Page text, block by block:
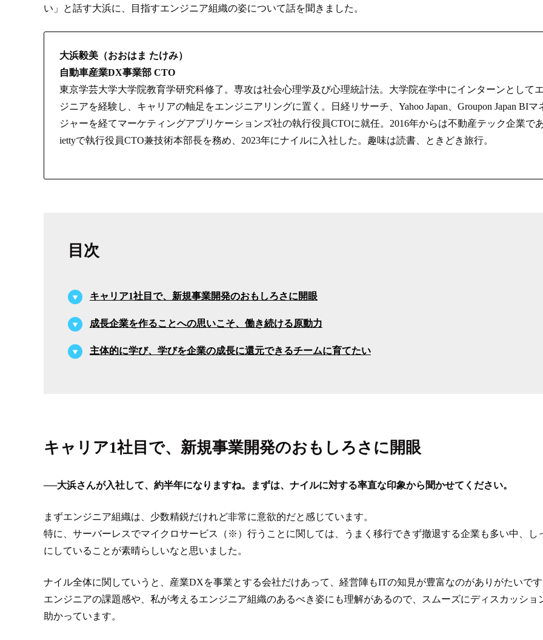
い」と話す大浜に、目指すエンジニア組織の姿について話を聞きました。
大浜毅美（おおはま たけみ）
自動車産業DX事業部 CTO
東京学芸大学大学院教育学研究科修了。専攻は社会心理学及び心理統計法。大学院在学中にインターンとして
ジニアを経験し、キャリアの軸足をエンジニアリングに置く。日経リサーチ、Yahoo Japan、Groupon Japan BIマ
ジャーを経てマーケティングアプリケーションズ社の執行役員CTOに就任。2016年からは不動産テック企業で
iettyで執行役員CTO兼技術本部長を務め、2023年にナイルに入社した。趣味は読書、ときどき旅行。
目次
キャリア1社目で、新規事業開発のおもしろさに開眼
成長企業を作ることへの思いこそ、働き続ける原動力
主体的に学び、学びを企業の成長に還元できるチームに育てたい
キャリア1社目で、新規事業開発のおもしろさに開眼
──大浜さんが入社して、約半年になりますね。まずは、ナイルに対する率直な印象から聞かせてください。
まずエンジニア組織は、少数精鋭だけれど非常に意欲的だと感じています。
特に、サーバーレスでマイクロサービス（※）行うことに関しては、うまく移行できず撤退する企業も多い中、し
にしていることが素晴らしいなと思いました。
ナイル全体に関していうと、産業DXを事業とする会社だけあって、経営陣もITの知見が豊富なのがありがたいで
エンジニアの課題感や、私が考えるエンジニア組織のあるべき姿にも理解があるので、スムーズにディスカッショ
助かっています。